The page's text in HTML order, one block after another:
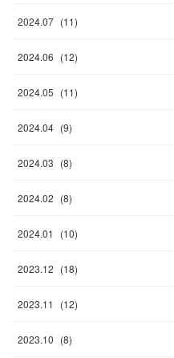
2024.07 (11)
2024.06 (12)
2024.05 (11)
2024.04 (9)
2024.03 (8)
2024.02 (8)
2024.01 (10)
2023.12 (18)
2023.11 (12)
2023.10 (8)